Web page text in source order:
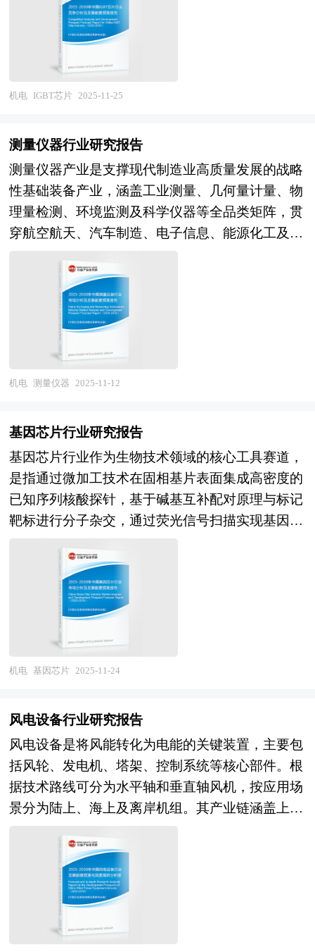
践的双重意义。
行业的投资分析和趋势预测等等。报告还综合了高
端泵阀行业的整体发展动态，对行业在产品方面提
供了参考建议和具体解决办法。报告对于高端泵阀
产品生产企业、经销商、行业管理部门以及拟进入
该行业的投资者具有重要的参考价值，对于研究我
告以丰富的数据和图表为主，突出文章的可读性和
可视性，避免套话和空话。报告附加了与行业相关
的数据、政策法规目录、主要企业信息及行业的大
事记等，为投资者和业界人士提供了一幅生动的行
业全景图。 本研究咨询报告由中研普华咨询公司
据了国家统计局、国家商务部、国家发改委、国家
经济信息中心、国务院发展研究中心、国家海关总
署、中国工信部、全国商业信息中心、中国经济景
气监测中心、中国行业研究网、国内外相关报刊杂
志的基础信息以及高效电机相关专业研究单位等公
状、市场各类经营指标的情况、重点企业状况、产
业链上下游发展情况等内容进行详细的阐述和深入
的分析，着重对高效电机市场的发展进行详尽深入
的分析，并根据市场的政策经济发展环境对市场潜
在的风险和防范建议进行分析。最后提出研究者对
高效电机市场的研究观点，以供投资决策者参考。
集成化封装，电压等级横跨超低压至高压全谱系，
适配新能源汽车电驱系统、光伏风电逆变器、工业
变频器、轨道交通牵引变流、储能变流器及智能电
网等多元化应用场景。作为连接弱电控制信号与强
电功率输出的关键桥梁，IGBT不仅是电能转换与
革命与智能制造的核心基础元件，在国民经济关键
角色，其产业定位已从传统的工业配套元器件跃升
为牵引新能源产业革命与技术自主可控的制高点。
当前，中国IGBT芯片行业正处于国产替代攻坚与
全球竞争格局重塑的历史交汇期。市场层面，新能
源汽车渗透率持续提升与新能源发电装机规模扩张
构成确定性需求牵引，车规级IGBT成为增长最强
劲的细分赛道，光伏逆变器与储能变流器需求保持
稳健增长，工业控制领域变频化率提升与能效标准
趋严驱动存量更新换代。技术层面，行业呈现Si基
IGBT与SiC器件双轨并行格局，微沟槽Trench
FieldStop技术持续迭代，导通损耗与开关性能实现
从传统焊接向银烧结、铜线键合等高温高可靠工艺
升级，模块功率密度与散热性能显著增强。产业链
层面，中国企业在设计、晶圆制造、模块封装等环
节快速补链，在成熟制程领域自给能力大幅提升，
但上游高端衬底材料、光刻胶、离子注入设备及车
际巨头凭借技术先发与专利池优势在高端车规芯片
与高压模块领域占据主导，本土企业通过绑定下游
整车厂与Tier1厂商实现份额跃升，在工业级与消费
级市场形成有效突破，但整体仍面临专利壁垒森
严、技术标准不统一、高端人才短缺等结构性挑
战。 未来，技术演进、应用拓展与产业模式创新
期，异构集成技术推动IGBT与SiC、驱动IC、传感
器等功能的单片集成，提升系统级性能；材料创新
方面，新型沟槽结构、电场终止层优化及薄片背面
金属化工艺将持续降低损耗，拓宽工作温度范围至
200℃以上，适配更严苛的工况需求。应用维度，
新能源汽车从400V向800V高压平台升级催生对
1200V及以上IGBT模块的刚性需求，混合动力与增
程式技术路线为IGBT提供持续增量市场；储能系
统从集中式向分布式演进，模块化IGBT变流器成
为主流；氢能电解槽电源、数据中心UPS、激光雷
达驱动等新兴场景开辟第二增长曲线。产业模式维
机电 IGBT芯片 2025-11-25
测量仪器行业研究报告
测量仪器产业是支撑现代制造业高质量发展的战略
性基础装备产业，涵盖工业测量、几何量计量、物
理量检测、环境监测及科学仪器等全品类矩阵，贯
穿航空航天、汽车制造、电子信息、能源化工及国
性、工艺过程可控性与技术迭代精准性的关键硬件
基础。当前，行业正处于从传统机械测量向智能
化、精密化、网络化转型的关键窗口期。供给端已
形成"外企主导高端、国企坚守主体、民企快速追
赶"的多元化竞争格局，但高端传感器、精密光学
元件、核心算法与工业设计软件等关键环节自主可
业升级对测量精度、效率及集成度的要求持续升
命周期服务能力上仍面临市场信任壁垒。政策层
面，国家持续加大科学仪器重大专项投入，推动关
键领域自主可控，但跨区域协同创新、跨行业计量
标准统一及产学研转化机制仍需系统性破题。 未
来五年，技术革命与制度创新将重塑产业增长范式
与竞争规则。智能化从单点测量向全域在线监测跃
迁，AI视觉测量、数字孪生标定与预测性校准技术
深度嵌入生产全流程，推动测量从"事后判定"转
向"事前预防"。精密化从微米级向纳米级、亚纳米
级突破，激光干涉、原子力探测与量子传感技术开
辟超精密测量新赛道，支撑半导体、超精密加工等
元器件、高端仪器与计量标准体系全面深化，政策
引导基金、首台套保险与国产验证平台组合发力，
加速破解"有产品无市场、有市场无生态"的结构性
困境。服务化转型重构商业模式，头部企业从设备
销售向"测量服务+数据增值+认证咨询"一体化解决
周期价值最大化。区域布局深度体现"因地制宜、
错位协同"，长三角聚焦精密测量仪器研发与总部
经济，打造全球创新策源地；中西部依托应用场景
与成本优势，发展专用测量装备与区域检测服务网
络。 本研究咨询报告由中研普华咨询公司领衔撰
机电 测量仪器 2025-11-12
基因芯片行业研究报告
基因芯片行业作为生物技术领域的核心工具赛道，
是指通过微加工技术在固相基片表面集成高密度的
已知序列核酸探针，基于碱基互补配对原理与标记
靶标进行分子杂交，通过荧光信号扫描实现基因表
息获取的技术密集型产业。该行业技术架构主要分
为比较基因组杂交芯片（aCGH）与单核苷酸多态
性芯片（SNP array）两大路线，前者通过竞争性杂
交实现定量拷贝数检测，后者基于高密度SNP探针
精细解析遗传变异。产品形态已从科研级通用芯片
走向临床级专用芯片，在肿瘤精准诊疗、遗传病筛
域构建起不可替代的应用生态。作为连接上游测序
支持的关键环节，基因芯片不仅是精准医疗时代
的"信息入口"，更是"十五五"期间生物经济战略中
破解生命信息复杂度、降低组学检测成本的核心技
术载体，产业定位持续向高附加值、强法规属性的
平台型工具升级。 本研究咨询报告由中研普华咨
询公司领衔撰写，在大量周密的市场调研基础上，
主要依据了国家统计局、国家商务部、国家发改
委、国家经济信息中心、国务院发展研究中心、全
国商业信息中心、中国经济景气监测中心提供的最
新行业运行数据为基础，验证于与我们建立联系的
机电 基因芯片 2025-11-24
风电设备行业研究报告
风电设备是将风能转化为电能的关键装置，主要包
括风轮、发电机、塔架、控制系统等核心部件。根
据技术路线可分为水平轴和垂直轴风机，按应用场
景分为陆上、海上及离岸机组。其产业链涵盖上游
风电场运营。 近年来，随着我国对可再生能源的
重视及政策环境的不断优化，风电产业迎来了快速
发展期，风电设备投资也呈现出蓬勃增长的态势。
近年来，国家出台了一系列支持风电产业发展的政
策措施，包括财政补贴、税收优惠、电价优惠等。